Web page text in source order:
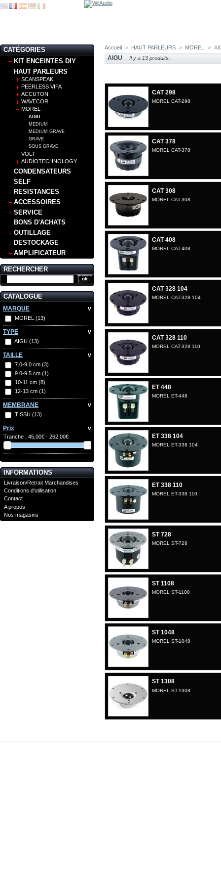
CATÉGORIES
KIT ENCEINTES DIY
HAUT PARLEURS
SCANSPEAK
PEERLESS VIFA
ACCUTON
WAVECOR
MOREL
AIGU
MEDIUM
MEDIUM GRAVE
GRAVE
SOUS GRAVE
VOLT
AUDIOTECHNOLOGY
CONDENSATEURS
SELF
RESISTANCES
ACCESSOIRES
SERVICE
BONS D'ACHATS
OUTILLAGE
DESTOCKAGE
AMPLIFICATEUR
RECHERCHER
CATALOGUE
MARQUE v
MOREL (13)
TYPE v
AIGU (13)
TAILLE v
7.0-9.0 cm (3)
9.0-9.5 cm (1)
10-11 cm (8)
12-13 cm (1)
MEMBRANE v
TISSU (13)
Prix v
Tranche : 45,00€ - 262,00€
INFORMATIONS
Livraison/Retrait Marchandises
Conditions d'utilisation
Contact
A propos
Nos magasins
Accueil > HAUT PARLEURS > MOREL >
AIGU Il y a 13 produits.
CAT 298
MOREL CAT-298
CAT 378
MOREL CAT-378
CAT 308
MOREL CAT-308
CAT 408
MOREL CAT-408
CAT 328 104
MOREL CAT-328 104
CAT 328 110
MOREL CAT-328 110
ET 448
MOREL ET-448
ET 338 104
MOREL ET-338 104
ET 338 110
MOREL ET-338 110
ST 728
MOREL ST-728
ST 1108
MOREL ST-1108
ST 1048
MOREL ST-1048
ST 1308
MOREL ST-1308